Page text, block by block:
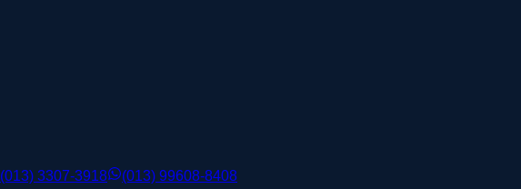
(013) 3307-3918 (013) 99608-8408